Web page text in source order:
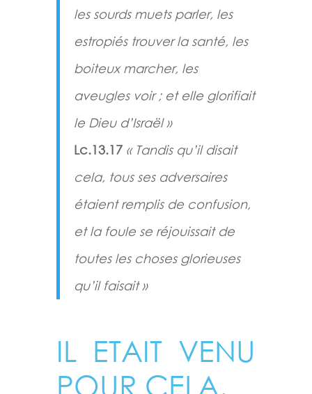
les sourds muets parler, les
estropiés trouver la santé, les
boiteux marcher, les
aveugles voir ; et elle glorifiait
le Dieu d’Israël »
Lc.13.17 « Tandis qu’il disait
cela, tous ses adversaires
étaient remplis de confusion,
et la foule se réjouissait de
toutes les choses glorieuses
qu’il faisait »
IL ETAIT VENU
POUR CELA.